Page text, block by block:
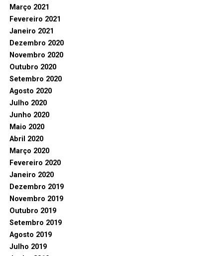
Março 2021
Fevereiro 2021
Janeiro 2021
Dezembro 2020
Novembro 2020
Outubro 2020
Setembro 2020
Agosto 2020
Julho 2020
Junho 2020
Maio 2020
Abril 2020
Março 2020
Fevereiro 2020
Janeiro 2020
Dezembro 2019
Novembro 2019
Outubro 2019
Setembro 2019
Agosto 2019
Julho 2019